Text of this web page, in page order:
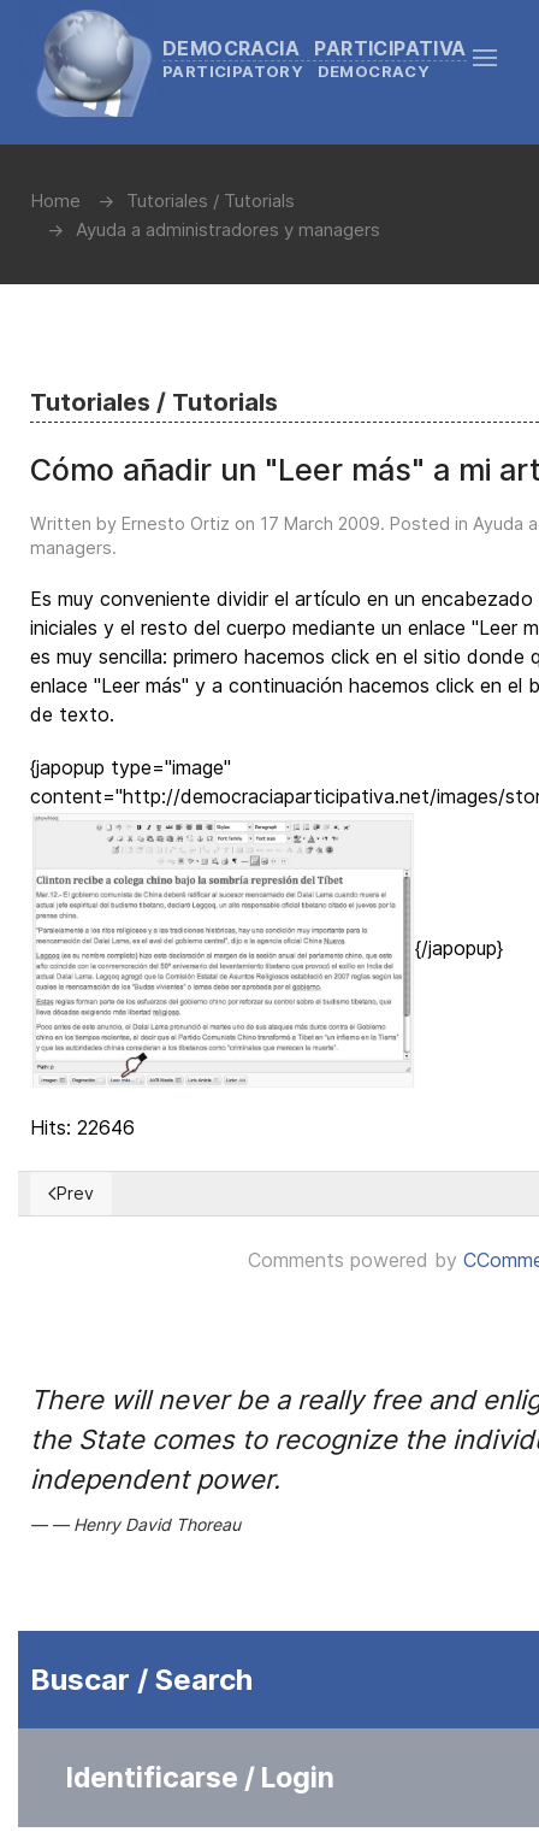
DEMOCRACIA PARTICIPATIVA
PARTICIPATORY DEMOCRACY
Home
Tutoriales / Tutorials
Ayuda a administradores y managers
Tutoriales / Tutorials
Cómo añadir un "Leer más" a mi
Written by Ernesto Ortiz on 17 March 2009. Posted in Ayuda
managers.
Es muy conveniente dividir el artículo en un
iniciales y el resto del cuerpo mediante un enlace "Leer
es muy sencilla: primero hacemos click en el sitio donde
enlace "Leer más" y a continuación hacemos click en el
de texto.
{japopup type="image"
content="http://democraciaparticipativa.net/images/
{/japopup}
Hits: 22646
Previous article: Cómo copiar adecuadamente un texto
Prev
Comments powered by
There will never be a really free and
the State comes to recognize the
independent power.
Henry David Thoreau
Buscar / Search
Identificarse / Login